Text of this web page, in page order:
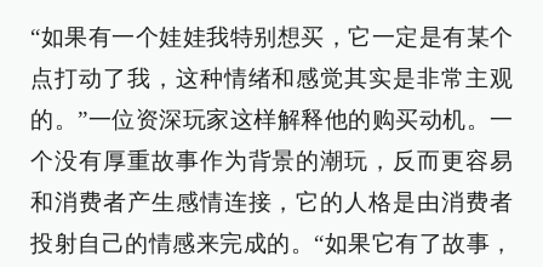
“如果有一个娃娃我特别想买，它一定是有某个
点打动了我，这种情绪和感觉其实是非常主观
的。”一位资深玩家这样解释他的购买动机。一
个没有厚重故事作为背景的潮玩，反而更容易
和消费者产生感情连接，它的人格是由消费者
投射自己的情感来完成的。“如果它有了故事，